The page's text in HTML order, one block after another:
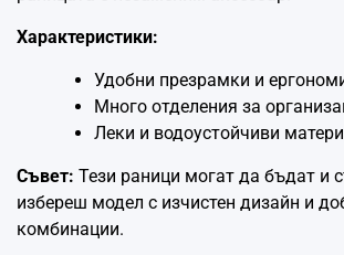
Характеристики:
Удобни презрамки и
Много отделения за
Леки и водоустойчиви
Съвет: Тези раници могат да бъдат и
избереш модел с изчистен дизайн и
комбинации.